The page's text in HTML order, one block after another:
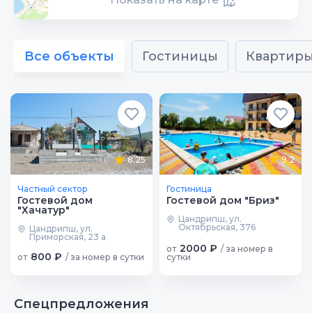
Все объекты Гостиницы
8.25
Частный сектор
Гостевой дом
"Хачатур"
Цандрипш, ул.
Приморская, 23 а
от 800 ₽ / за номер в сутки
9.2
Гостиница
Гостевой дом "Бриз"
Цандрипш, ул.
Октябрьская, 376
от 2000 ₽ / за номер в
сутки
Спецпредложения